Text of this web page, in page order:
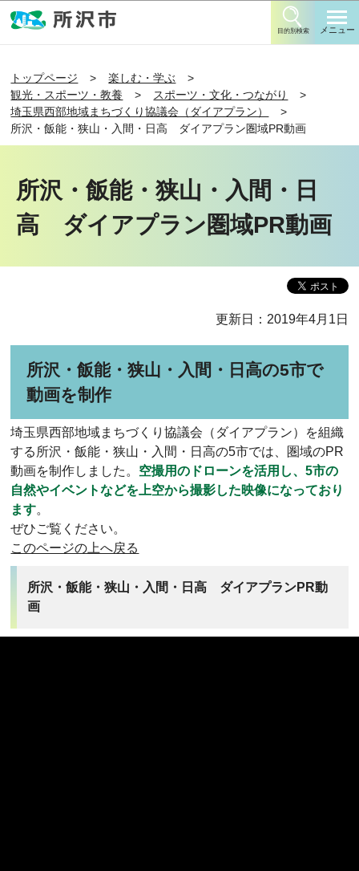
目的別検索 メニュー
トップページ
楽しむ・学ぶ
観光・スポーツ・教養
スポーツ・文化・つながり
埼玉県西部地域まちづくり協議会（ダイアプラン）
所沢・飯能・狭山・入間・日高 ダイアプラン圏域PR動画
所沢・飯能・狭山・入間・日
高 ダイアプラン圏域PR動画
更新日：2019年4月1日
所沢・飯能・狭山・入間・日高の5市で
動画を制作
埼玉県西部地域まちづくり協議会（ダイアプラン）を組織
する所沢・飯能・狭山・入間・日高の5市では、圏域のPR
動画を制作しました。 空撮用のドローンを活用し、5市の
自然やイベントなどを上空から撮影した映像になっており
ます。
ぜひご覧ください。
このページの上へ戻る
所沢・飯能・狭山・入間・日高 ダイアプランPR動
画